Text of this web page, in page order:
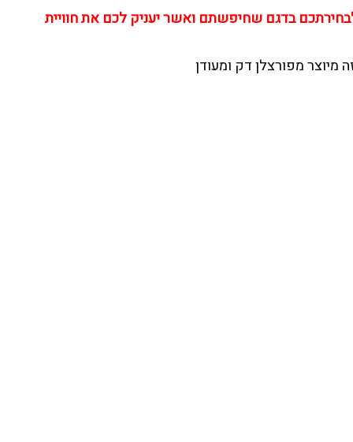
בדגם שחיפשתם ואשר יעניק לכם את חוויית
מיוצר מפורצלן דק ומעודן